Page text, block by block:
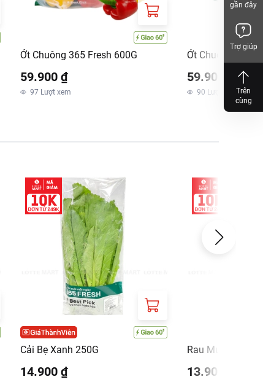
Ớt Chuông 365 Fresh 600G
59.900 ₫
97 Lượt xem
Ớt Chuông Baby
59.900 ₫
90 Lượt xem
Cải Bẹ Xanh 250G
14.900 ₫
Rau Muống 250G
13.900 ₫
gần đây
Trợ giúp
Trên
cùng